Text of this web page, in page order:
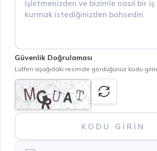
Güvenlik Doğrulaması
Lütfen aşağıdaki resimde gördüğünüz kodu girin